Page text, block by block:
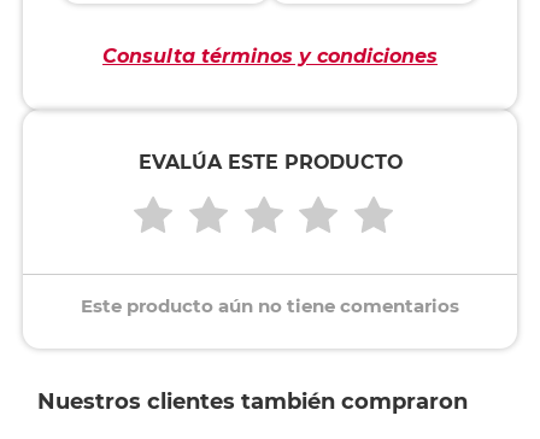
Consulta términos y condiciones
EVALÚA ESTE PRODUCTO
Este producto aún no tiene comentarios
Nuestros clientes también compraron